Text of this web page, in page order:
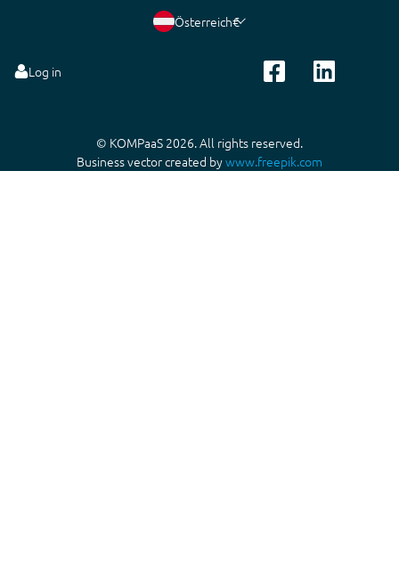
Österreich€
Log in
© KOMPaaS 2026. All rights reserved.
Business vector created bywww.freepik.com